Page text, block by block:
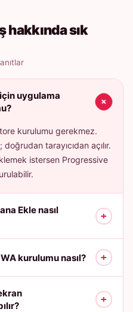
sık
uygulama
+
kurulumu gerekmez.
tarayıcıdan açılır.
istersen Progressive
Ekle nasıl
+
kurulumu nasıl? +
+